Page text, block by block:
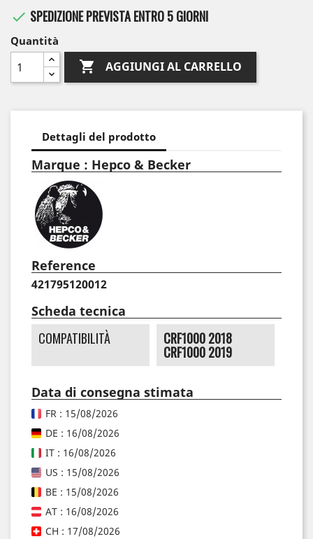
 SPEDIZIONE PREVISTA ENTRO 5 GIORNI
Quantità
 AGGIUNGI AL CARRELLO
Dettagli del prodotto
Marque : Hepco & Becker
Reference
421795120012
Scheda tecnica
COMPATIBILITÀ CRF1000 2018
CRF1000 2019
Data di consegna stimata
FR : 15/08/2026
DE : 16/08/2026
IT : 16/08/2026
US : 15/08/2026
BE : 15/08/2026
AT : 16/08/2026
CH : 17/08/2026